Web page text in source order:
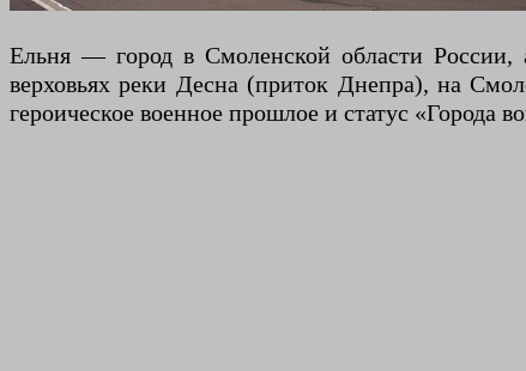
Ельня — город в Смоленской области России,
верховьях реки Десна (приток Днепра), на
героическое военное прошлое и статус «Города